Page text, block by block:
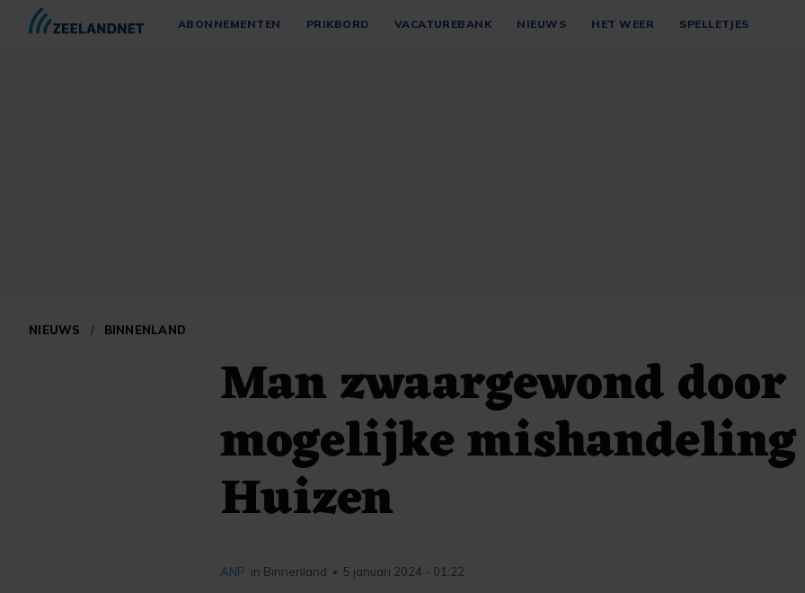
ABONNEMENTEN PRIKBORD VACATUREBANK NIEUWS HET WEER SPELLETJES
NIEUWS / BINNENLAND
Man zwaargewond door
mogelijke
Huizen
ANP in Binnenland • 5 januari 2024 - 01:22